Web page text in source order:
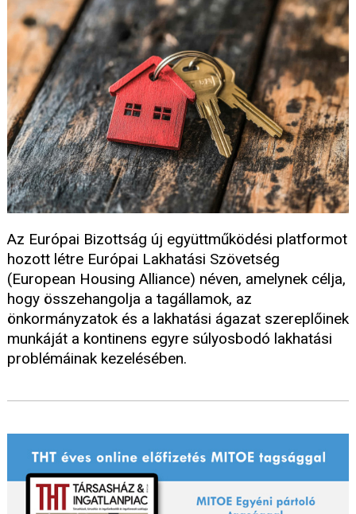
Az Európai Bizottság új együttműködési platformot
hozott létre Európai Lakhatási Szövetség
(European Housing Alliance) néven, amelynek célja,
hogy összehangolja a tagállamok, az
önkormányzatok és a lakhatási ágazat szereplőinek
munkáját a kontinens egyre súlyosbodó lakhatási
problémáinak kezelésében.